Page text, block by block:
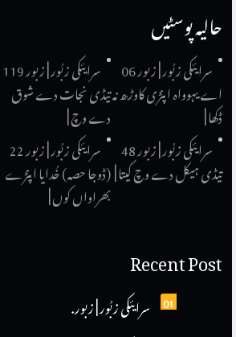
حالیہ پوسٹیں
سرایئکی زبُور | زبور 119
تیڈی نجات دے شوق
دے وچ |
سرایئکی زبُور | زبور 06
اے یہوواہ اپنڑی کاوڑھ نہ
ڈکھا |
سرایئکی زبُور | زبور 22
(ڈوجا حصہ) خُدایا اپنڑے
بھراواں کوں |
سرایئکی زبُور | زبور 48
تیڈی ہیکل دے وچ کیتا |
Recent Post
01 سرایئکی زبُور | زبور.